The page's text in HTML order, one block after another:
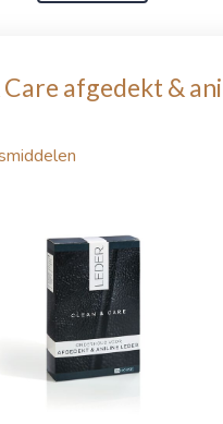
Care afgedekt &